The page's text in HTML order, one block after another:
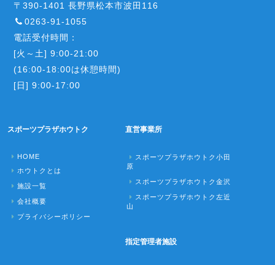
〒390-1401 長野県松本市波田116
0263-91-1055
電話受付時間：
[火～土] 9:00-21:00
(16:00-18:00は休憩時間)
[日] 9:00-17:00
スポーツプラザホウトク
HOME
ホウトクとは
施設一覧
会社概要
プライバシーポリシー
直営事業所
スポーツプラザホウトク小田
原
スポーツプラザホウトク金沢
スポーツプラザホウトク左近
山
指定管理者施設